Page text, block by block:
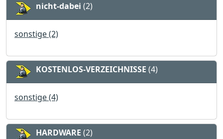
nicht-dabei (2)
sonstige (2)
KOSTENLOS-VERZEICHNISSE (4)
sonstige (4)
HARDWARE (2)